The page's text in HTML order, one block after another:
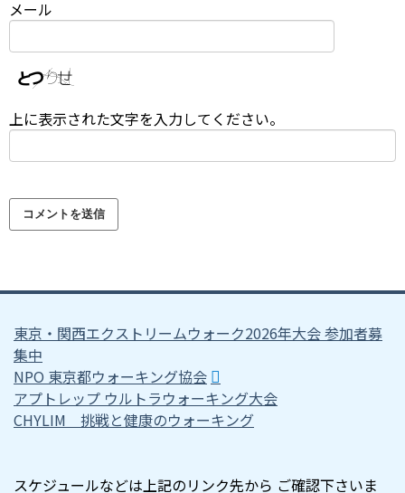
メール
上に表示された文字を入力してください。
東京・関西エクストリームウォーク2026年大会 参加者募
集中
NPO 東京都ウォーキング協会
アプトレップ ウルトラウォーキング大会
CHYLIM 挑戦と健康のウォーキング
スケジュールなどは上記のリンク先から ご確認下さいま